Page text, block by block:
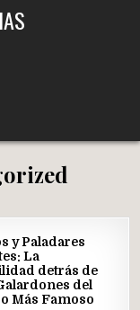
2025
y Paladares
La
detrás de
del
Más Famoso